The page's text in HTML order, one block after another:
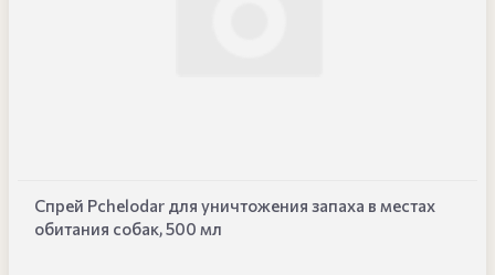
Спрей Pchelodar для уничтожения запаха в местах
обитания собак, 500 мл